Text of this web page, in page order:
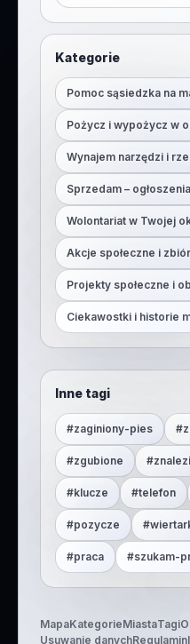
Kategorie
Pomoc sąsiedzka na
Pożycz i wypożycz w
Wynajem narzędzi i
Sprzedam –
Wolontariat w Twojej
Akcje społeczne i
Projekty społeczne i
Ciekawostki i historie
Inne tagi
#zaginiony-pies #
#zgubione #
#klucze #telefon
#pozycze #
#praca #szukam-
MapaKategorieMiastaTagi
Usuwanie danychRegulamin